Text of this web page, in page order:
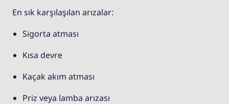
En sık karşılaşılan arızalar:
Sigorta atması
Kısa devre
Kaçak akım atması
Priz veya lamba arızası